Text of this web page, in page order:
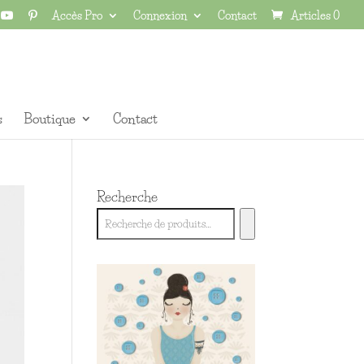
Accès Pro Connexion Contact Articles 0
Boutique Contact
Recherche